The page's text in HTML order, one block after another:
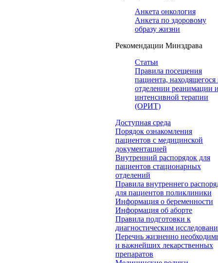
Анкета онкология
Анкета по здоровому
образу жизни
Рекомендации Минздрава
Статьи
Правила посещения
пациента, находящегося
отделении реанимации и
интенсивной терапии
(ОРИТ)
Доступная среда
Порядок ознакомления
пациентов с медицинской
документацией
Внутренний распорядок для
пациентов стационарных
отделений
Правила внутреннего
для пациентов поликлиники
Информация о беременности
Информация об аборте
Правила подготовки к
диагностическим
Перечнь жизненно
и важнейших лекарственных
препаратов